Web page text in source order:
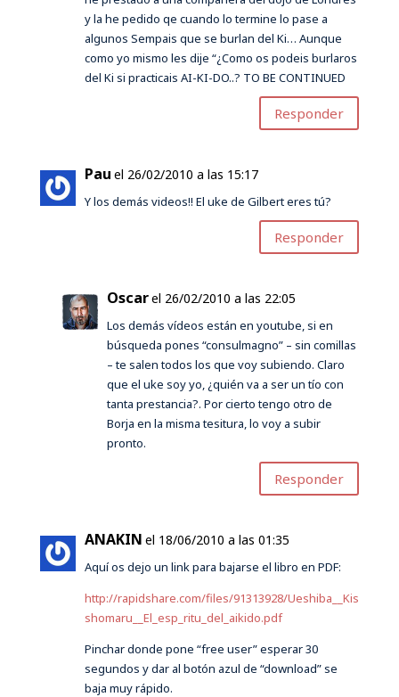
y la he pedido qe cuando lo termine lo pase a
algunos Sempais que se burlan del Ki… Aunque
como yo mismo les dije “¿Como os podeis burlaros
del Ki si practicais AI-KI-DO..? TO BE CONTINUED
Responder
Pau el 26/02/2010 a las 15:17
Y los demás videos!! El uke de Gilbert eres tú?
Responder
Oscarel 26/02/2010 a las 22:05
Los demás vídeos están en youtube, si en
búsqueda pones “consulmagno” – sin comillas
– te salen todos los que voy subiendo. Claro
que el uke soy yo, ¿quién va a ser un tío con
tanta prestancia?. Por cierto tengo otro de
Borja en la misma tesitura, lo voy a subir
pronto.
Responder
ANAKIN el 18/06/2010 a las 01:35
Aquí os dejo un link para bajarse el libro en PDF:
http://rapidshare.com/files/91313928/Ueshiba__Kis
shomaru__El_esp_ritu_del_aikido.pdf
Pinchar donde pone “free user” esperar 30
segundos y dar al botón azul de “download” se
baja muy rápido.